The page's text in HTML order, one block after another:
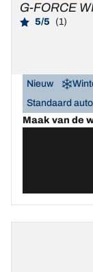
G-FORCE
5/5 (1)
Nieuw
Standaard
Maak van de